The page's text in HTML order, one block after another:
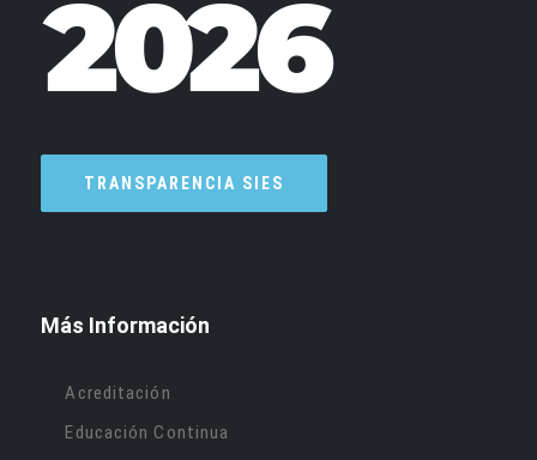
Más Información
Acreditación
Educación Continua
TRANSPARENCIA SIES